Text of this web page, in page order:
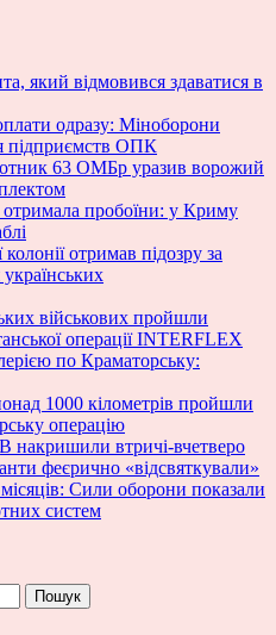
який відмовився здаватися в
одразу: Міноборони
підприємств ОПК
63 ОМБр уразив ворожий
отримала пробоїни: у Криму
отримав підозру за
військових пройшли
операції INTERFLEX
по Краматорську:
1000 кілометрів пройшли
операцію
накришили втричі-вчетверо
феєрично «відсвяткували»
Сили оборони показали
систем
Пошук